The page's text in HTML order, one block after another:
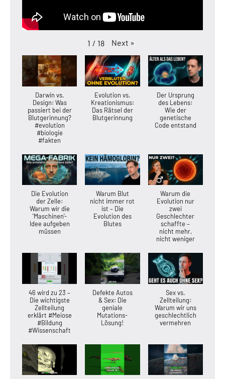
1 / 18 Next »
Darwin vs.
Design: Was
passiert bei der
Blutgerinnung?
#evolution
#biologie
#fakten
Evolution vs.
Kreationismus:
Das Rätsel der
Blutgerinnung
Der Ursprung
des Lebens:
Wie der
genetische
Code entstand
Die Evolution
der Zelle:
Warum wir die
'Maschinen'-
Idee aufgeben
müssen
Warum Blut
nicht immer rot
ist – Die
Evolution des
Blutes
Warum die
Evolution nur
zwei
Geschlechter
schaffte –
nicht mehr,
nicht weniger
46 wird zu 23 –
Die wichtigste
Zellteilung
erklärt #Meiose
#Bildung
#Wissenschaft
Defekte Autos
& Sex: Die
geniale
Mutations-
Lösung!
Sex vs.
Zellteilung:
Warum wir uns
geschlechtlich
vermehren